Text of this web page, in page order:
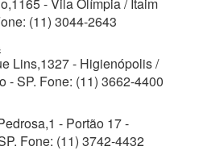
(11) 3044-2643
Lins,1327 - Higienópolis /
- SP. Fone: (11) 3662-4400
- Portão 17 -
Fone: (11) 3742-4432